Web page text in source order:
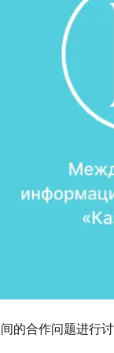
的合作问题进行